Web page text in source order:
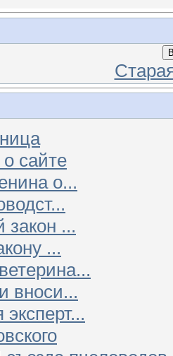
сайте
о...
...
...
вноси...